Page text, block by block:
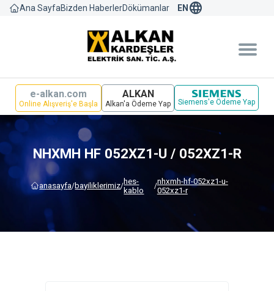
Ana SayfaBizden HaberlerDökümanlar EN language
e-alkan.com
Online Alışveriş'e Başla
ALKAN
Alkan'a Ödeme Yap Siemens'e Ödeme Yap
NHXMH HF 052XZ1-U / 052XZ1-R
anasayfa/bayi̇li̇kleri̇mi̇z/hes-
kablo
/nhxmh-hf-052xz1-u-
052xz1-r